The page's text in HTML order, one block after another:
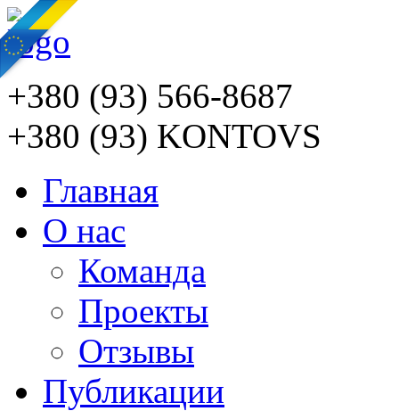
+380 (93) 566-8687
+380 (93) KONTOVS
Главная
О нас
Команда
Проекты
Отзывы
Публикации